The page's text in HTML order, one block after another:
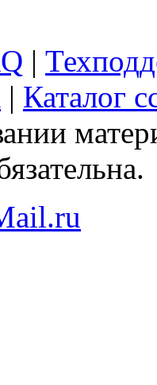
|
| Каталог